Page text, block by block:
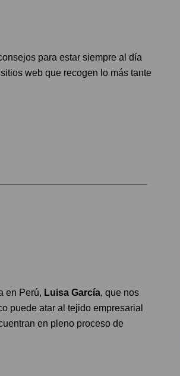
para estar siempre al día
web que recogen lo más tante
en Perú, Luisa García, que nos
puede atar al tejido empresarial
en pleno proceso de